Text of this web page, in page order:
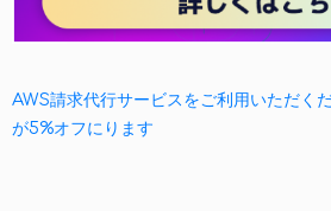
AWS請求代行サービスをご利用いただく
が5%オフにります